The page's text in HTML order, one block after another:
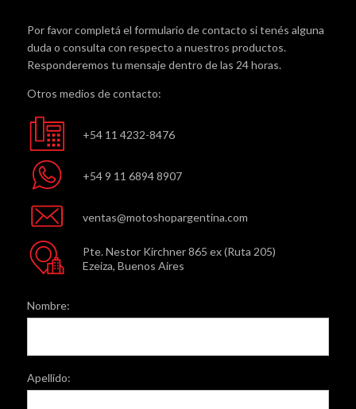
Por favor completá el formulario de contacto si tenés alguna
duda o consulta con respecto a nuestros productos.
Responderemos tu mensaje dentro de las 24 horas.
Otros medios de contacto:
+54 11 4232-8476
+54 9 11 6894 8907
ventas@motoshopargentina.com
Pte. Nestor Kirchner 865 ex (Ruta 205)
Ezeiza, Buenos Aires
Nombre:
Apellido: